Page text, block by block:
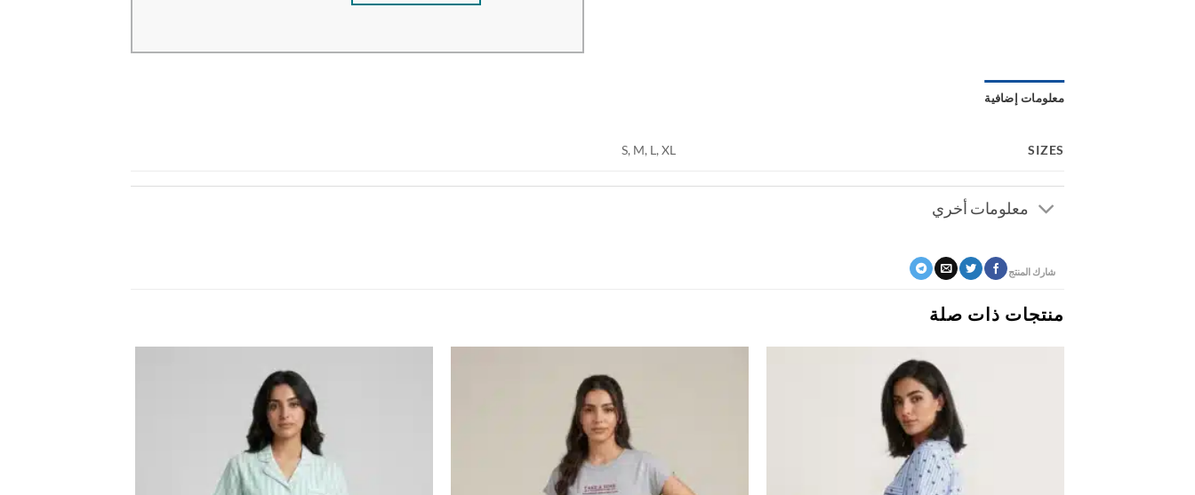
معلومات إضافية
SIZES
S, M, L, XL
معلومات أخري
شارك المنتج
منتجات ذات صلة